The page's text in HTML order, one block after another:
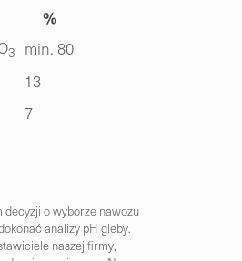
%
3
min. 80
13
7
decyzji o wyborze nawozu
analizy pH gleby.
naszej firmy,